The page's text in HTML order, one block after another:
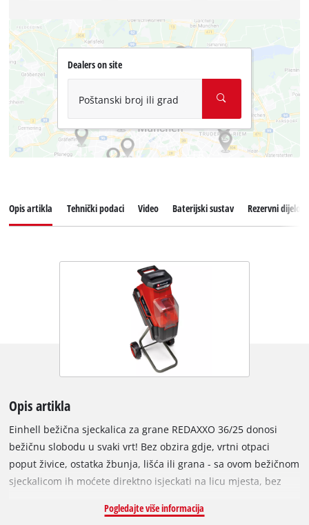
Dealers on site
Poštanski broj ili grad
Opis artikla Tehnički podaci Video Baterijski sustav Rezervni dijelovi
Opis artikla
Einhell bežična sjeckalica za grane REDAXXO 36/25 donosi
bežičnu slobodu u svaki vrt! Bez obzira gdje, vrtni otpaci
poput živice, ostatka žbunja, lišća ili grana - sa ovom bežičnom
sjeckalicom ih moćete direktno isjeckati na licu mjesta, bez
je Einhell Power X-Change porodice i može se kombinovati sa
Pogledajte više informacija